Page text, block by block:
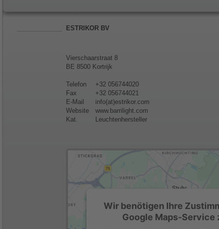
ESTRIKOR BV
Vierschaarstraat 8
BE 8500 Kortrijk
Telefon
+32 056744020
Fax
+32 056744021
E-Mail
info(at)estrikor.com
Website
www.barrilight.com
Kat.
Leuchtenhersteller
Wir benötigen Ihre
Google Maps-Service